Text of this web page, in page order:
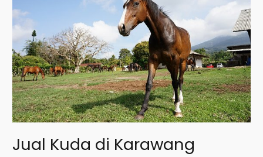
Jual Kuda di Karawang
Karawang